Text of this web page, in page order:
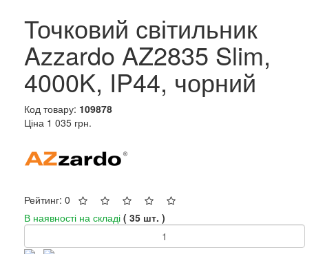
Точковий світильник
Azzardo AZ2835 Slim,
4000K, IP44, чорний
Код товару: 109878
Ціна 1 035 грн.
Рейтинг: 0
В наявності на складі ( 35 шт. )